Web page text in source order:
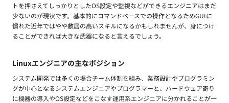
トを押さえてしっかりとしたOS設定や監視などができるエンジニアはまだ
少ないのが現状です。基本的にコマンドベースでの操作となるためGUIに
慣れた近年ではやや敷居の高いスキルになるかもしれませんが、身につけ
ることができれば大きな武器になると言えるでしょう。
Linuxエンジニアの主なポジション
システム開発では多くの場合チーム体制を組み、業務設計やプログラミン
グが中心となるシステムエンジニアやプログラマーと、ハードウェア寄り
に機器の導入やOS設定などをこなす運用系エンジニアに分かれることが一